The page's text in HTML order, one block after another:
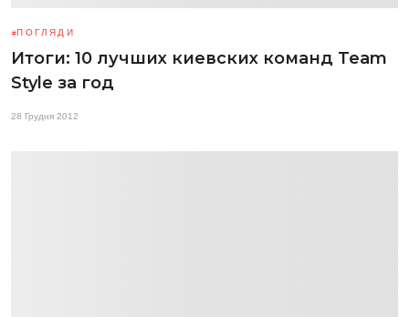
ПОГЛЯДИ
Итоги: 10 лучших киевских команд Team
Style за год
28 Грудня 2012